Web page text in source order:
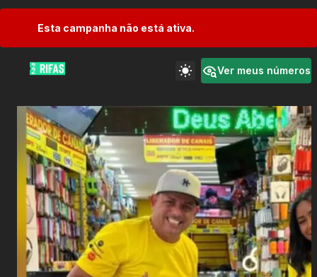
Esta campanha não está ativa.
Ver meus números